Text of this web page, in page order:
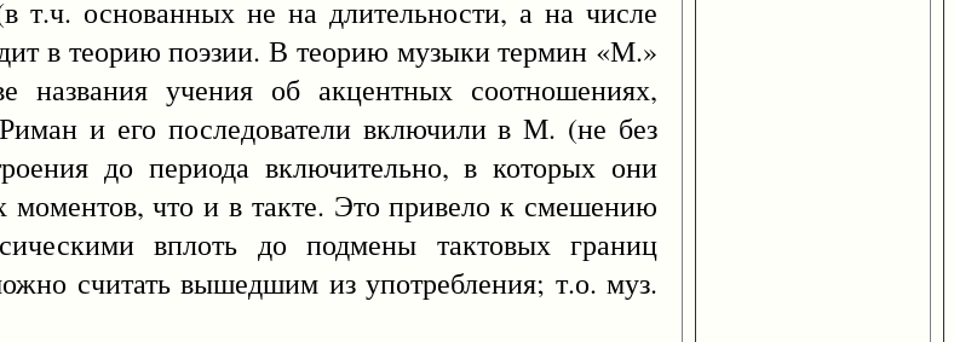
т.ч. основанных не на длительности, а на числе
в теорию поэзии. В теорию музыки термин «М.»
учения об акцентных соотношениях,
и его последователи включили в М. (не без
до периода включительно, в которых они
что и в такте. Это привело к смешению
вплоть до подмены тактовых границ
считать вышедшим из употребления; т.о. муз.